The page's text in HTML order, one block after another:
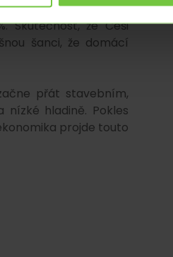
problémům. I když
Skutečnost, že Češi
šanci, že domácí
přát stavebním,
hladině. Pokles
projde touto